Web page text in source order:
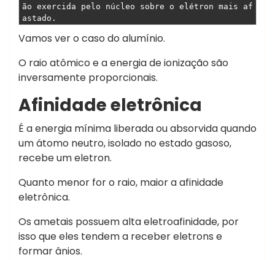
ão exercida pelo núcleo sobre o elétron mais af
astado.
Vamos ver o caso do alumínio.
O raio atômico e a energia de ionização são
inversamente proporcionais.
Afinidade eletrônica
É a energia mínima liberada ou absorvida quando
um átomo neutro, isolado no estado gasoso,
recebe um eletron.
Quanto menor for o raio, maior a afinidade
eletrônica.
Os ametais possuem alta eletroafinidade, por
isso que eles tendem a receber eletrons e
formar ânios.